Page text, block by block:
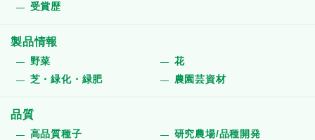
受賞歴
製品情報
野菜
花
芝・緑化・緑肥
農園芸資材
品質
高品質種子
研究農場/品種開発